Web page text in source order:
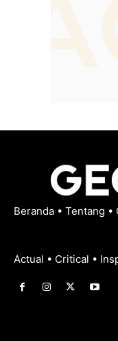
Beranda • Tentang •
Actual • Critical •